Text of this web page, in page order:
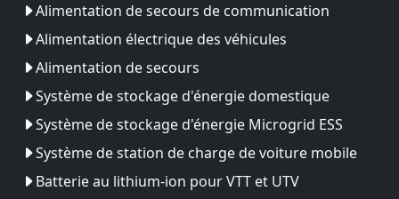
Alimentation de secours de communication
Alimentation électrique des véhicules
Alimentation de secours
Système de stockage d'énergie domestique
Système de stockage d'énergie Microgrid ESS
Système de station de charge de voiture mobile
Batterie au lithium-ion pour VTT et UTV